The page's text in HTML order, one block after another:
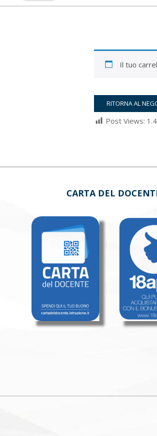
Il tuo
RITORNA AL
Post Views:
03-
CARTA DEL